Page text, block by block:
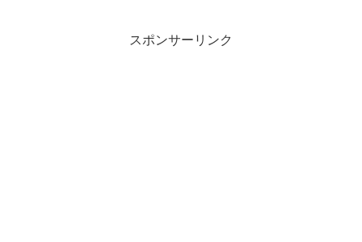
スポンサーリンク